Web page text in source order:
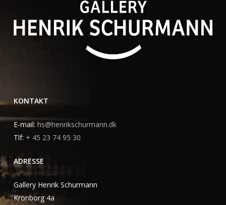
KONTAKT
E-mail: hs@henrikschurmann.dk
Tlf: + 45 23 74 95 30
ADRESSE
Gallery Henrik Schurmann
Kronborg 4a